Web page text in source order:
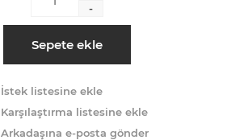
-
Sepete ekle
İstek listesine ekle
Karşılaştırma listesine ekle
Arkadaşına e-posta gönder